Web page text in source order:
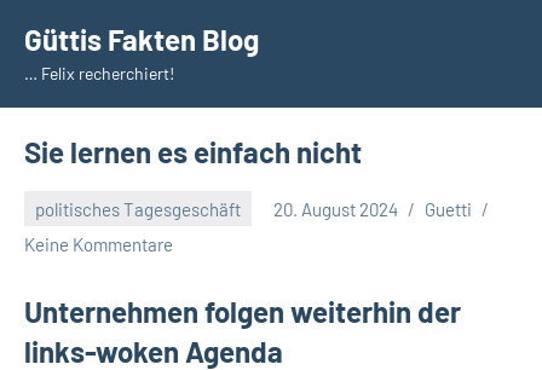
Inhalt
springen
Güttis Fakten Blog
… Felix recherchiert!
Sie lernen es einfach nicht
politisches Tagesgeschäft 20. August 2024
Guetti
Keine Kommentare
Unternehmen folgen weiterhin der
links-woken Agenda